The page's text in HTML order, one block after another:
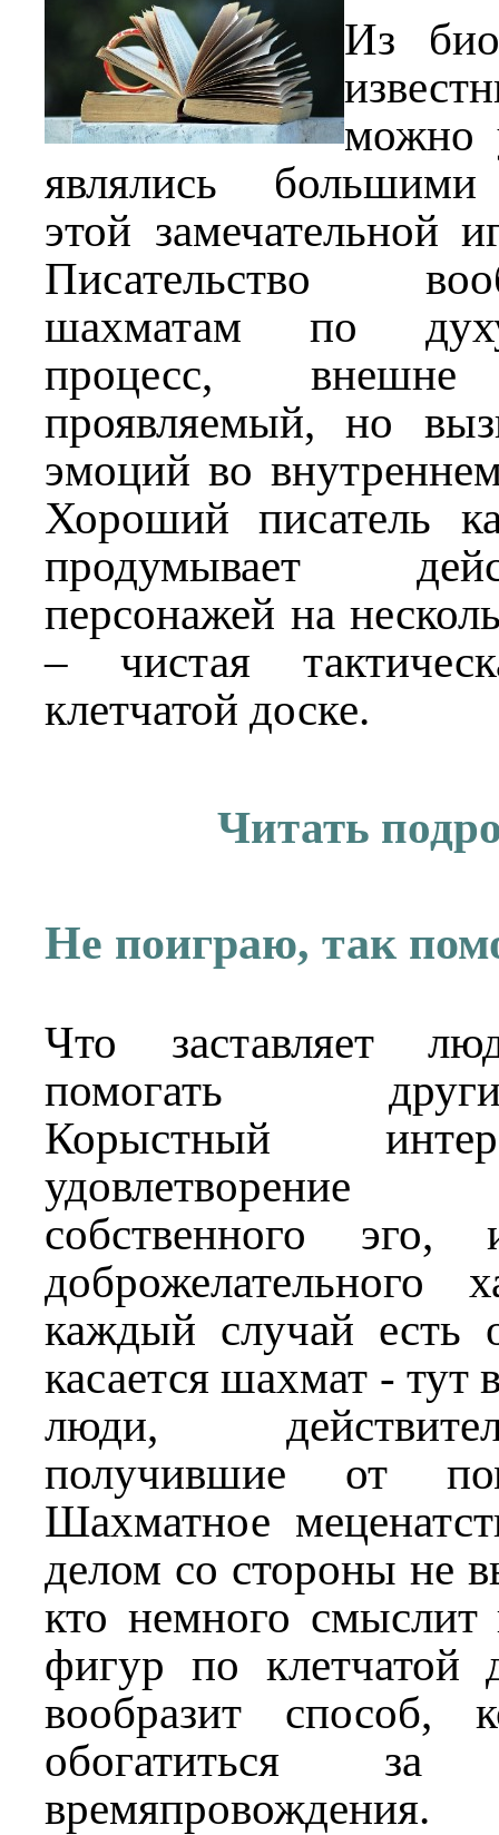
Из
можно
являлись
этой замечательной
Писательство
шахматам по
процесс,
проявляемый, но
эмоций во
Хороший писатель
продумывает
персонажей на
– чистая
клетчатой доске.
Читать
Не поиграю, так
Что заставляет
помогать
Корыстный
удовлетворение
собственного
доброжелательного
каждый случай есть
касается шахмат - тут
люди,
получившие от
Шахматное
делом со стороны не
кто немного смыслит
фигур по клетчатой
вообразит способ,
обогатиться
времяпровождения.